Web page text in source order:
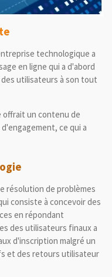
technologique a
en ligne qui a d'abord
utilisateurs à son tout
offrait un contenu de
ce qui a
résolution de problèmes
consiste à concevoir des
en répondant
des utilisateurs finaux a
d'inscription malgré un
et des retours utilisateur